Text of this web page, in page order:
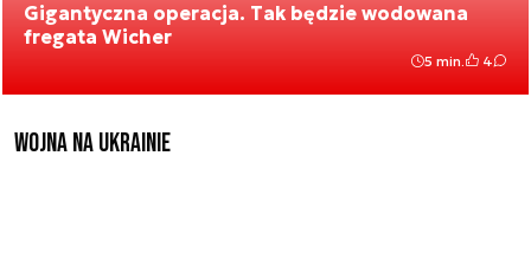
Gigantyczna operacja. Tak będzie wodowana
fregata Wicher
5 min. 4
Wojna na Ukrainie